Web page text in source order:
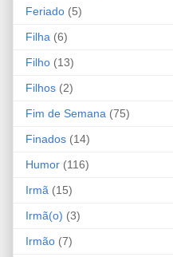
Feriado (5)
Filha (6)
Filho (13)
Filhos (2)
Fim de Semana (75)
Finados (14)
Humor (116)
Irmã (15)
Irmã(o) (3)
Irmão (7)